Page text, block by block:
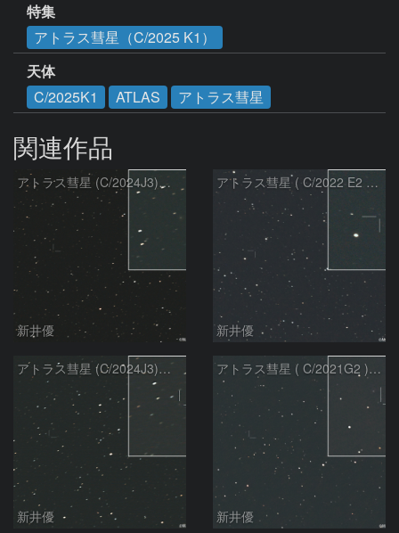
特集
アトラス彗星（C/2025 K1）
天体
C/2025K1
ATLAS アトラス彗星
関連作品
アトラス彗星 (C/2024J3)：2026/08/05
新井優
アトラス彗星 ( C/2022 E2 )：2026/07/27
新井優
アトラス彗星 (C/2024J3)：2026/07/26
新井優
アトラス彗星 ( C/2021G2 )：2026/07/09
新井優